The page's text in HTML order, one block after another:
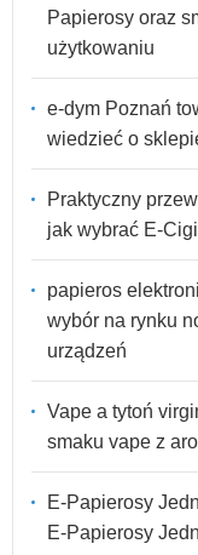
Papierosy oraz
użytkowaniu
e-dym Poznań
wiedzieć o
Praktyczny
jak wybrać E-
papieros
wybór na rynku
urządzeń
Vape a tytoń
smaku vape z
E-Papierosy
E-Papierosy